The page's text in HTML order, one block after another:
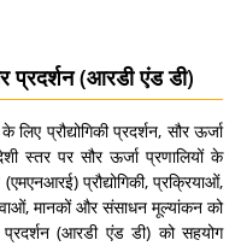
प्रदर्शन (आरडी एंड डी)
प्रौद्योगिकी प्रदर्शन, सौर ऊर्जा
स्तर पर सौर ऊर्जा प्रणालियों के
प्रौद्योगिकी, प्रक्रियाओं,
मानकों और संसाधन मूल्यांकन को
(आरडी एंड डी) को सहयोग